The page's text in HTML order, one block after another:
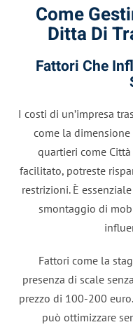
Come
Ditta Di
Fattori Che
I costi di un’impresa
come la dimensione
quartieri come
facilitato, potreste
restrizioni. È
smontaggio di
Fattori come la
presenza di scale
prezzo di 100-200
può ottimizzare